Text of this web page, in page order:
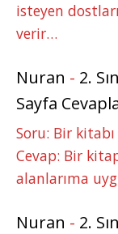
isteyen
verir…
Nuran - 2.
Sayfa
Soru: Bir
Cevap: Bir
alanlarıma
Nuran - 2.